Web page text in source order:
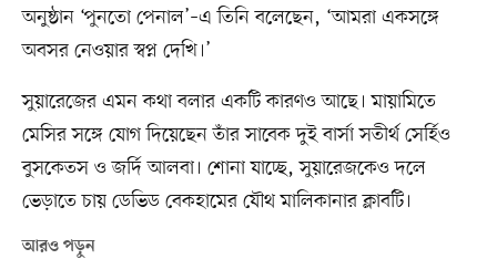
অনুষ্ঠান ‘পুনতো পেনাল’–এ তিনি বলেছেন, ‘আমরা একসঙ্গে
অবসর নেওয়ার স্বপ্ন দেখি।’
সুয়ারেজের এমন কথা বলার একটি কারণও আছে। মায়ামিতে
মেসির সঙ্গে যোগ দিয়েছেন তাঁর সাবেক দুই বার্সা সতীর্থ সের্হিও
বুসকেতস ও জর্দি আলবা। শোনা যাচ্ছে, সুয়ারেজকেও দলে
ভেড়াতে চায় ডেভিড বেকহামের যৌথ মালিকানার ক্লাবটি।
আরও পড়ুন